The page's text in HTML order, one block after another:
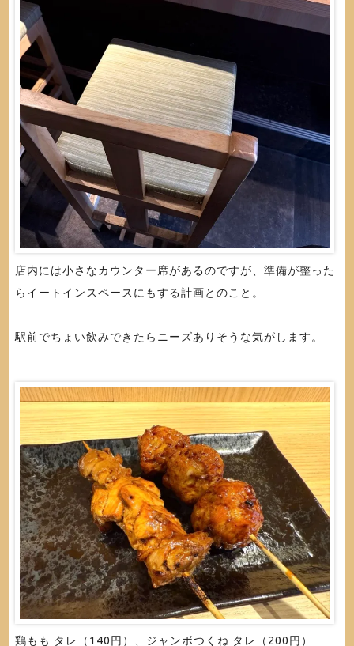
店内には小さなカウンター席があるのですが、準備が整った
らイートインスペースにもする計画とのこと。
駅前でちょい飲みできたらニーズありそうな気がします。
鶏もも タレ（140円）、ジャンボつくね タレ（200円）